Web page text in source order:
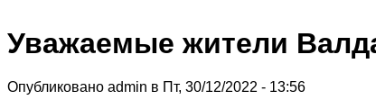
Уважаемые жители
Опубликовано admin в Пт, 30/12/2022 - 13:56